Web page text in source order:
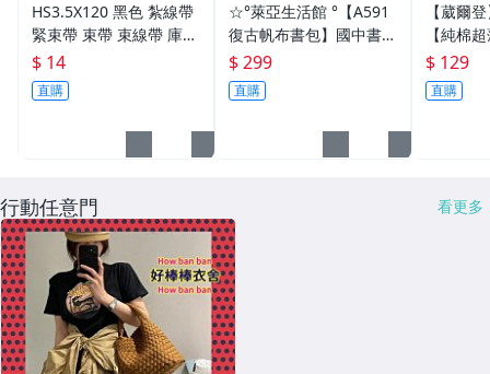
HS3.5X120 黑色 紮線帶
緊束帶 束帶 束線帶 庫存
出清大特價 3.5*120
$ 14
直購
☆°萊亞生活館 °【A591
復古帆布書包】國中書
包-高中書包
$ 299
直購
【葳爾
【純棉
多本護
吸汗運
包隱形
$ 129
直購
行動任意門 看更多